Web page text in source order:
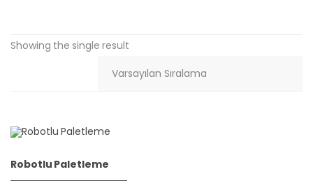
Showing the single result
Robotlu Paletleme